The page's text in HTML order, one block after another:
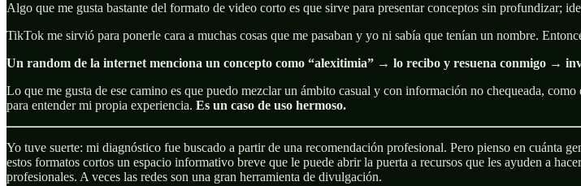
Algo que me gusta bastante del formato de video corto es que sirve para presentar conceptos sin profundizar;
TikTok me sirvió para ponerle cara a muchas cosas que me pasaban y yo ni sabía que tenían un nombre.
Un random de la internet menciona un concepto como “alexitimia” → lo recibo y resuena conmigo →
Lo que me gusta de ese camino es que puedo mezclar un ámbito casual y con información no chequeada,
para entender mi propia experiencia. Es un caso de uso hermoso.
Yo tuve suerte: mi diagnóstico fue buscado a partir de una recomendación profesional. Pero pienso en cuánta
estos formatos cortos un espacio informativo breve que le puede abrir la puerta a recursos que les ayuden a
profesionales. A veces las redes son una gran herramienta de divulgación.